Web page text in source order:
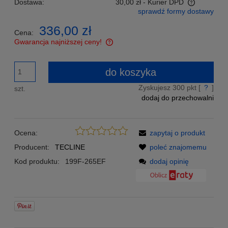
Dostawa: 30,00 zł - Kurier DPD
Cena nie zawiera ewentualnych kosztów płatnościsprawdź formy dostawy
Cena: 336,00 zł
Gwarancja najniższej ceny!
Ci różnicę w cenie!
szt.
do koszyka
Zyskujesz 300 pkt [ ? ]
dodaj do przechowalni
Ocena:
Producent:
TECLINE
Kod produktu:
199F-265EF
zapytaj o produkt
poleć znajomemu
dodaj opinię